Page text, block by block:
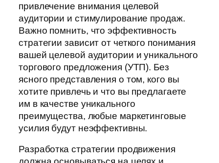
привлечение внимания целевой
аудитории и стимулирование продаж.
Важно помнить, что эффективность
стратегии зависит от четкого понимания
вашей целевой аудитории и уникального
торгового предложения (УТП). Без
ясного представления о том, кого вы
хотите привлечь и что вы предлагаете
им в качестве уникального
преимущества, любые маркетинговые
усилия будут неэффективны.
Разработка стратегии продвижения